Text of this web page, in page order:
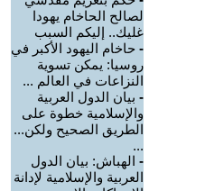
لصالح الحاخام يهودا
غليك.. إليكم السبب
- حاخام اليهود الأكبر في
روسيا: يمكن تسوية
النزاعات في العالم ...
- بيان الدول العربية
والإسلامية خطوة على
الطريق الصحيح ولكن...
...
- الهباش: بيان الدول
العربية والإسلامية لإدانة